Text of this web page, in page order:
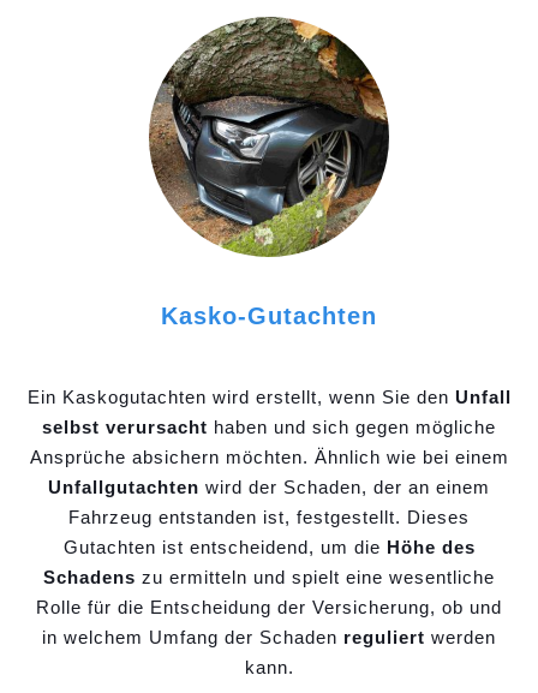
Kasko-Gutachten
Ein Kaskogutachten wird erstellt, wenn Sie den Unfall
selbst verursacht haben und sich gegen mögliche
Ansprüche absichern möchten. Ähnlich wie bei einem
Unfallgutachten wird der Schaden, der an einem
Fahrzeug entstanden ist, festgestellt. Dieses
Gutachten ist entscheidend, um die Höhe des
Schadens zu ermitteln und spielt eine wesentliche
Rolle für die Entscheidung der Versicherung, ob und
in welchem Umfang der Schaden reguliert werden
kann.